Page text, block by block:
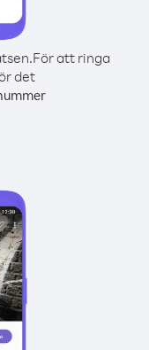
För att ringa
det